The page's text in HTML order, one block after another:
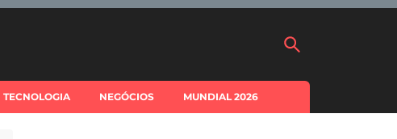
TECNOLOGIA NEGÓCIOS MUNDIAL 2026